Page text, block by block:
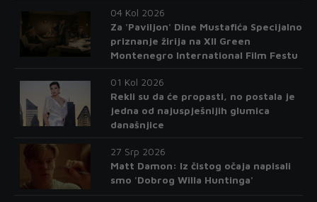
04 Kol 2026
Za 'Paviljon' Dine Mustafića Specijalno
priznanje žirija na XII Green
Montenegro International Film Festu
01 Kol 2026
Rekli su da će propasti, no postala je
jedna od najuspješnijih glumica
današnjice
27 Srp 2026
Matt Damon: Iz čistog očaja napisali
smo 'Dobrog Willa Huntinga'